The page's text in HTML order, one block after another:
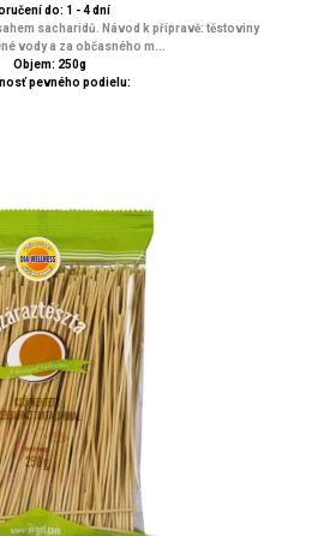
do: 1 - 4 dní
sacharidů. Návod k přípravě: těstoviny
vody a za občasného m...
Objem: 250g
pevného podielu: